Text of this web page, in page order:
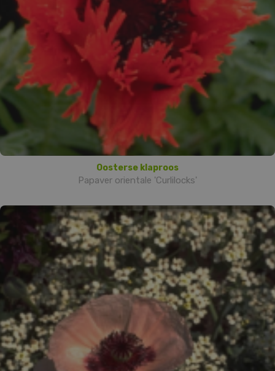
Oosterse klaproos
Papaver orientale 'Curlilocks'